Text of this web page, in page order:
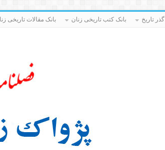
تاریخ بانک کتب تاریخی زنان بانک مقالات تاریخی